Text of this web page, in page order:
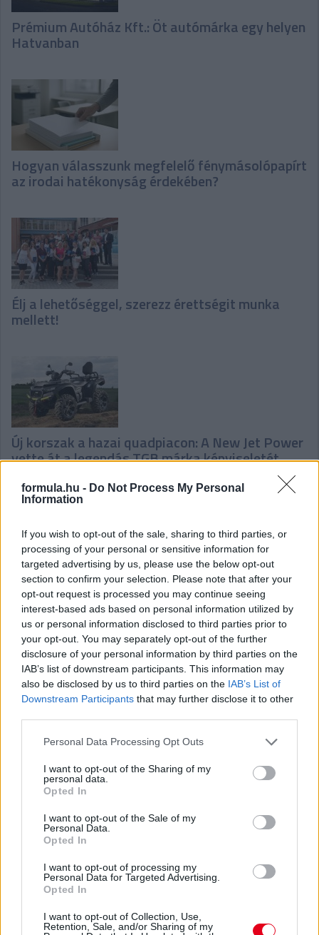
formula.hu - Do Not Process My Personal
Information
If you wish to opt-out of the sale, sharing to third parties, or
processing of your personal or sensitive information for
targeted advertising by us, please use the below opt-out
section to confirm your selection. Please note that after your
opt-out request is processed you may continue seeing
interest-based ads based on personal information utilized by
us or personal information disclosed to third parties prior to
your opt-out. You may separately opt-out of the further
disclosure of your personal information by third parties on the
IAB’s list of downstream participants. This information may
also be disclosed by us to third parties on the IAB’s List of
Downstream Participants that may further disclose it to other
Please note that this website/app uses one or more Google
not limited to your visit or usage behaviour. You may click to
grant or deny consent to Google and its third-party tags to
use your data for below specified purposes in below Google
consent section.
Personal Data Processing Opt Outs
I want to opt-out of the Sharing of my
personal data.
Opted In
I want to opt-out of the Sale of my
Personal Data.
Opted In
I want to opt-out of processing my
Personal Data for Targeted Advertising.
Opted In
I want to opt-out of Collection, Use,
Retention, Sale, and/or Sharing of my
Prémium Autóház Kft.: Öt autómárka egy helyen
Hatvanban
Hogyan válasszunk megfelelő fénymásolópapírt
az irodai hatékonyság érdekében?
Élj a lehetőséggel, szerezz érettségit munka
mellett!
Új korszak a hazai quadpiacon: A New Jet Power
vette át a legendás TGB márka képviseletét
Higiéniai támogatással segíti a Macskaárvaház
Alapítvány munkáját a Peugeot robogók
importőre
Hallgasd meg a Formula Podcast
legfrissebb adását!